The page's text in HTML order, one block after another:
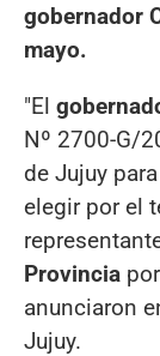
gobernador
mayo.
"El
Nº 2700-G/
de Jujuy
elegir por el
Provincia
anunciaron
Jujuy.